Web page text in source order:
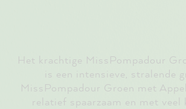
Het krachtige MissPompadour
is een intensieve, stralende
MissPompadour Groen met
relatief spaarzaam en met veel